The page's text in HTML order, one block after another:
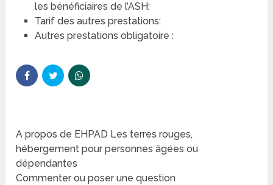
les bénéficiaires de l’ASH:
Tarif des autres prestations:
Autres prestations obligatoire :
A propos de EHPAD Les terres rouges,
hébergement pour personnes âgées ou
dépendantes
Commenter ou poser une question